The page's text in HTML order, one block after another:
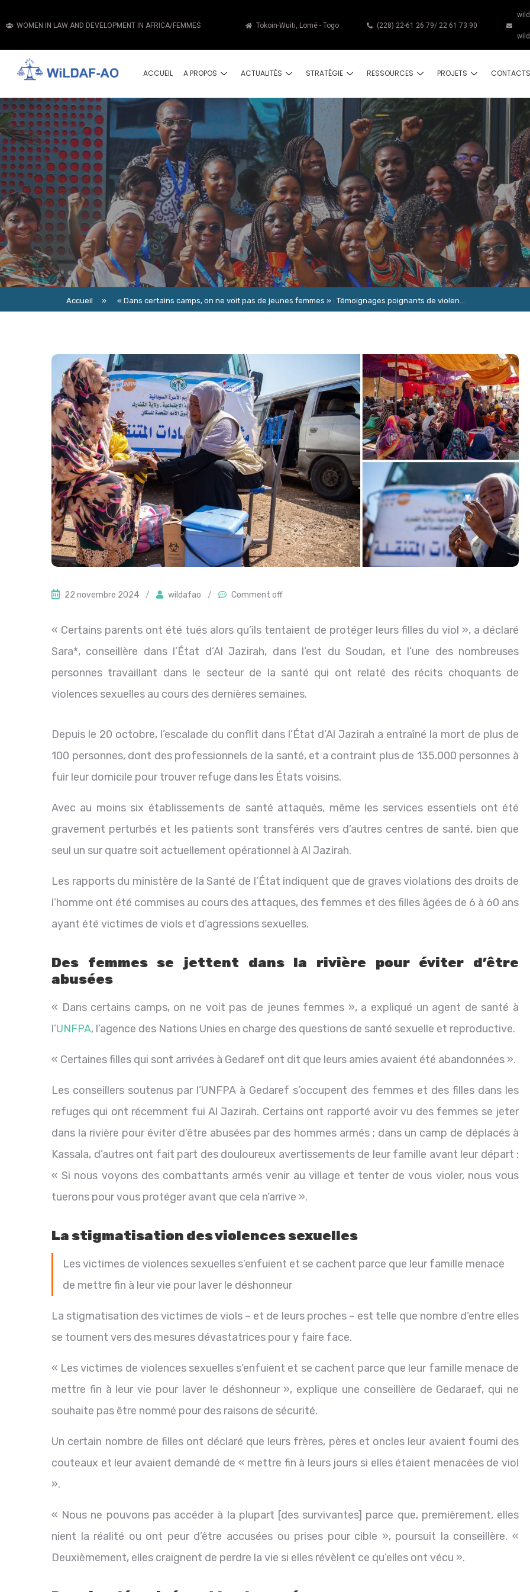
WOMEN IN LAW AND DEVELOPMENT IN AFRICA/FEMMES Tokoin-Wuiti, Lomé - Togo (228) 22-61 26 79/ 22 61 73 90
ACCUEIL A PROPOS ACTUALITÉS STRATÉGIE RESSOURCES PROJETS CONTACTS
Accueil » « Dans certains camps, on ne voit pas de jeunes femmes » : Témoignages poignants de violen...
22 novembre 2024 / wildafao / Comment off
« Certains parents ont été tués alors qu’ils tentaient de protéger leurs filles du viol », a déclaré
Sara*, conseillère dans l’État d’Al Jazirah, dans l’est du Soudan, et l’une des nombreuses
personnes travaillant dans le secteur de la santé qui ont relaté des récits choquants de
violences sexuelles au cours des dernières semaines.
Depuis le 20 octobre, l’escalade du conflit dans l’État d’Al Jazirah a entraîné la mort de plus de
100 personnes, dont des professionnels de la santé, et a contraint plus de 135.000 personnes à
fuir leur domicile pour trouver refuge dans les États voisins.
Avec au moins six établissements de santé attaqués, même les services essentiels ont été
gravement perturbés et les patients sont transférés vers d’autres centres de santé, bien que
seul un sur quatre soit actuellement opérationnel à Al Jazirah.
Les rapports du ministère de la Santé de l’État indiquent que de graves violations des droits de
l’homme ont été commises au cours des attaques, des femmes et des filles âgées de 6 à 60 ans
ayant été victimes de viols et d’agressions sexuelles.
Des femmes se jettent dans la rivière pour éviter d’être
abusées
« Dans certains camps, on ne voit pas de jeunes femmes », a expliqué un agent de santé à
l’UNFPA, l’agence des Nations Unies en charge des questions de santé sexuelle et reproductive.
« Certaines filles qui sont arrivées à Gedaref ont dit que leurs amies avaient été abandonnées ».
Les conseillers soutenus par l’UNFPA à Gedaref s’occupent des femmes et des filles dans les
refuges qui ont récemment fui Al Jazirah. Certains ont rapporté avoir vu des femmes se jeter
dans la rivière pour éviter d’être abusées par des hommes armés ; dans un camp de déplacés à
Kassala, d’autres ont fait part des douloureux avertissements de leur famille avant leur départ :
« Si nous voyons des combattants armés venir au village et tenter de vous violer, nous vous
tuerons pour vous protéger avant que cela n’arrive ».
La stigmatisation des violences sexuelles
Les victimes de violences sexuelles s’enfuient et se cachent parce que leur famille menace
de mettre fin à leur vie pour laver le déshonneur
La stigmatisation des victimes de viols – et de leurs proches – est telle que nombre d’entre elles
se tournent vers des mesures dévastatrices pour y faire face.
« Les victimes de violences sexuelles s’enfuient et se cachent parce que leur famille menace de
mettre fin à leur vie pour laver le déshonneur », explique une conseillère de Gedaraef, qui ne
souhaite pas être nommé pour des raisons de sécurité.
Un certain nombre de filles ont déclaré que leurs frères, pères et oncles leur avaient fourni des
couteaux et leur avaient demandé de « mettre fin à leurs jours si elles étaient menacées de viol
».
« Nous ne pouvons pas accéder à la plupart [des survivantes] parce que, premièrement, elles
nient la réalité ou ont peur d’être accusées ou prises pour cible », poursuit la conseillère. «
Deuxièmement, elles craignent de perdre la vie si elles révèlent ce qu’elles ont vécu ».